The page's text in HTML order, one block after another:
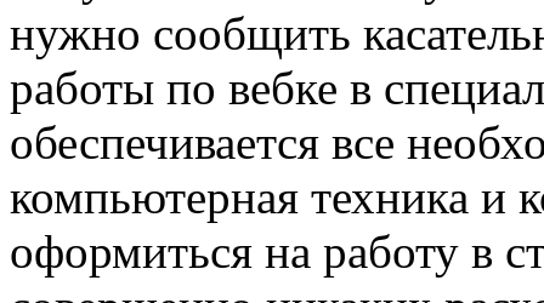
нужно сообщить
работы по вебке в
обеспечивается все
компьютерная техника и
оформиться на работу в